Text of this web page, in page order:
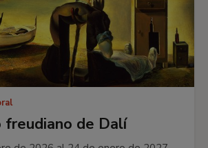
freudiano de Dalí